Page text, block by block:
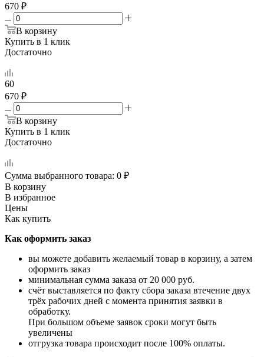
670 ₽
В корзину
Купить в 1 клик
Достаточно
60
670 ₽
В корзину
Купить в 1 клик
Достаточно
Сумма выбранного товара: 0 ₽
В корзину
В избранное
Цены
Как купить
Как оформить заказ
вы можете добавить желаемый товар в корзину, а затем
оформить заказ
минимальная сумма заказа от 20 000 руб.
счёт выставляется по факту сбора заказа втечение двух
трёх рабочих дней с момента принятия заявки в
обработку.
При большом объеме заявок сроки могут быть
увеличены
отгрузка товара происходит после 100% оплаты.